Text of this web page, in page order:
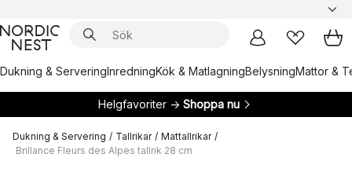
Dukning & ServeringInredningKök & MatlagningBelysningMattor &
Helgfavoriter → Shoppa nu
Dukning & Servering / Tallrikar / Mattallrikar /
Brillance Fleurs des Alpes tallrik 28 cm